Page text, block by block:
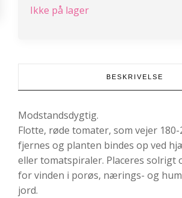
Ikke på lager
BESKRIVELSE
Modstandsdygtig.
Flotte, røde tomater, som vejer 180-
fjernes og planten bindes op ved
eller tomatspiraler. Placeres solrigt
for vinden i porøs, nærings- og
jord.